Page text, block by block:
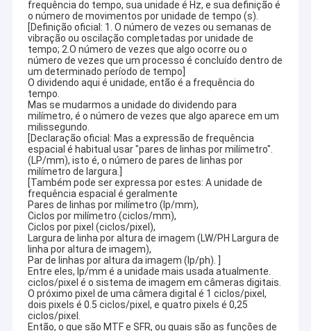
Casa
Produtos
Vídeos
frequência do tempo, sua unidade é Hz, e sua definição é
o número de movimentos por unidade de tempo (s).
[Definição oficial: 1. O número de vezes ou semanas de
vibração ou oscilação completadas por unidade de
tempo; 2.O número de vezes que algo ocorre ou o
número de vezes que um processo é concluído dentro de
um determinado período de tempo]
O dividendo aqui é unidade, então é a frequência do
tempo.
Mas se mudarmos a unidade do dividendo para
milímetro, é o número de vezes que algo aparece em um
milissegundo.
[Declaração oficial: Mas a expressão de frequência
espacial é habitual usar "pares de linhas por milímetro".
(LP/mm), isto é, o número de pares de linhas por
milímetro de largura.]
[Também pode ser expressa por estes: A unidade de
frequência espacial é geralmente
Pares de linhas por milímetro (lp/mm),
Ciclos por milímetro (ciclos/mm),
Ciclos por pixel (ciclos/pixel),
Largura de linha por altura de imagem (LW/PH Largura de
linha por altura de imagem),
Par de linhas por altura da imagem (lp/ph). ]
Entre eles, lp/mm é a unidade mais usada atualmente.
ciclos/pixel é o sistema de imagem em câmeras digitais.
O próximo pixel de uma câmera digital é 1 ciclos/pixel,
dois pixels é 0.5 ciclos/pixel, e quatro pixels é 0,25
ciclos/pixel.
Então, o que são MTF e SFR, ou quais são as funções de
A tecnologia Co. de Shenzhen Sinoseen, Ltd foi estabelecida em
março de 2009. Por décadas excedentes, Sinoseen foi dedicado
a fornecer clientes o vário OEM/ODM personalizou soluções do
processamento de imagens do CMOS do projeto e do
desenvolvimento, fabricação, a service.we de uma parada pós-